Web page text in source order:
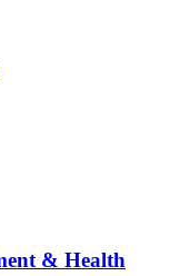
& Health